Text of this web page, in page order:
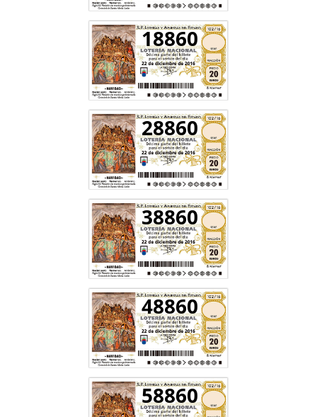
18860
28860
38860
48860
58860